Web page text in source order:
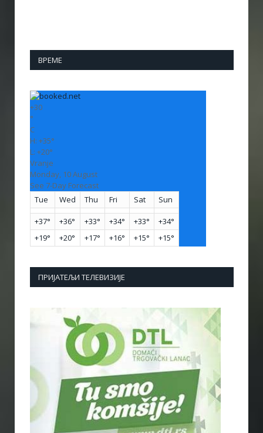
ВРЕМЕ
+30
°
C
H: +35°
L: +20°
Vranje
Monday, 10 August
See 7-Day Forecast
Tue
Wed Thu Fri Sat Sun
+37° +36° +33° +34° +33° +34°
+19° +20° +17° +16° +15° +15°
ПРИЈАТЕЉИ ТЕЛЕВИЗИЈЕ